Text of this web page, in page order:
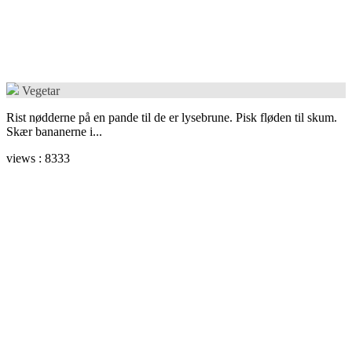
Vegetar
Rist nødderne på en pande til de er lysebrune. Pisk fløden til skum.
Skær bananerne i...
views : 8333